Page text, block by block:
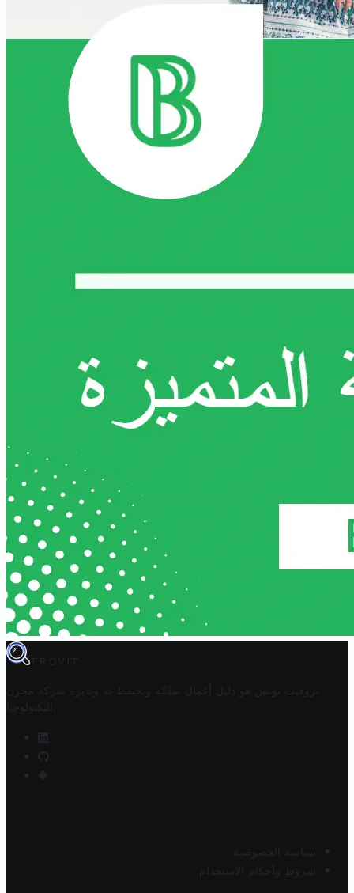
TROVIT
تروفيت تونس هو دليل أعمال تملكه وتحتفظ به وتديره
شركة مخزن
التكنولوجيا
سياسة الخصوصية
شروط وأحكام الاستخدام